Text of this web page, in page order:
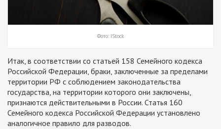
Фото: IStock
Итак, в соответствии со статьей 158 Семейного кодекса
Российской Федерации, браки, заключенные за пределами
территории РФ с соблюдением законодательства
государства, на территории которого они заключены,
признаются действительными в России. Статья 160
Семейного кодекса Российской Федерации установлено
аналогичное правило для разводов.